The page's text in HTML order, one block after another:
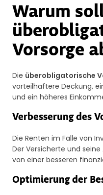
Warum
Vorsorge
Die überobligatorische
vorteilhaftere Deckung,
und ein höheres
Verbesserung des
Die Renten im Falle von
Der Versicherte und
von einer besseren
Optimierung der